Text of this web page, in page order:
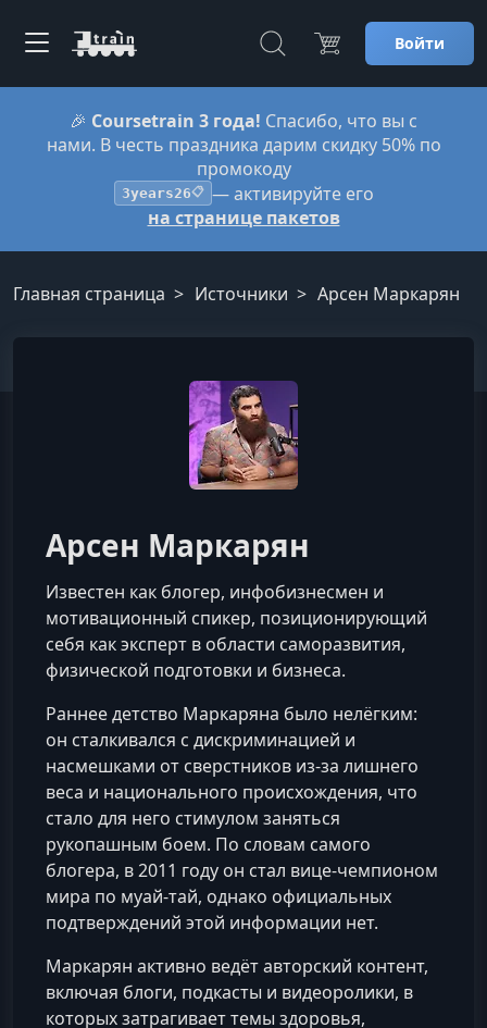
Войти
🎉 Coursetrain 3 года! Спасибо, что вы с
нами. В честь праздника дарим скидку 50% по
промокоду
3years26📋 — активируйте его
на странице пакетов
Главная страница Источники Арсен Маркарян
Арсен Маркарян
Известен как блогер, инфобизнесмен и
мотивационный спикер, позиционирующий
себя как эксперт в области саморазвития,
физической подготовки и бизнеса.
Раннее детство Маркаряна было нелёгким:
он сталкивался с дискриминацией и
насмешками от сверстников из-за лишнего
веса и национального происхождения, что
стало для него стимулом заняться
рукопашным боем. По словам самого
блогера, в 2011 году он стал вице-чемпионом
мира по муай-тай, однако официальных
подтверждений этой информации нет.
Маркарян активно ведёт авторский контент,
включая блоги, подкасты и видеоролики, в
которых затрагивает темы здоровья,